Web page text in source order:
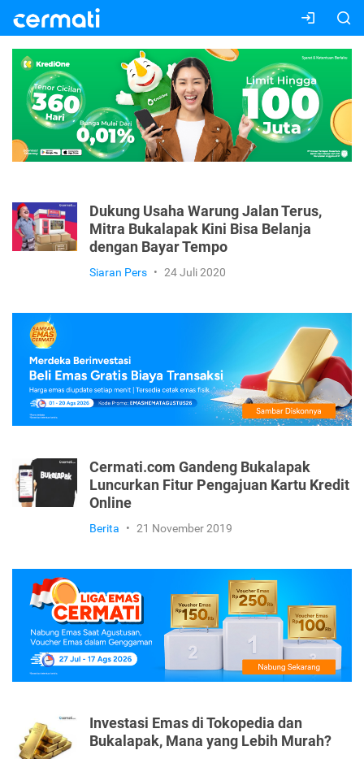
Dukung Usaha Warung Jalan Terus,
Mitra Bukalapak Kini Bisa Belanja
dengan Bayar Tempo
Siaran Pers • 24 Juli 2020
Cermati.com Gandeng Bukalapak
Luncurkan Fitur Pengajuan Kartu Kredit
Online
Berita • 21 November 2019
Investasi Emas di Tokopedia dan
Bukalapak, Mana yang Lebih Murah?